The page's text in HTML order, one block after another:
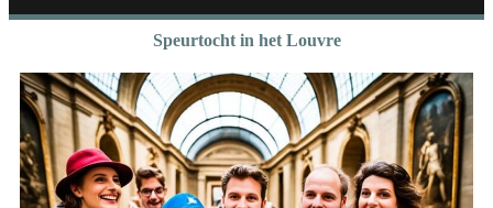
Speurtocht in het Louvre